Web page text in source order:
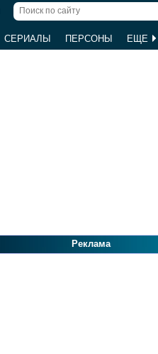
СЕРИАЛЫ ПЕРСОНЫ ЕЩЕ
Реклама